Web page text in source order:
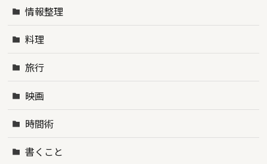
情報整理
料理
旅行
映画
時間術
書くこと